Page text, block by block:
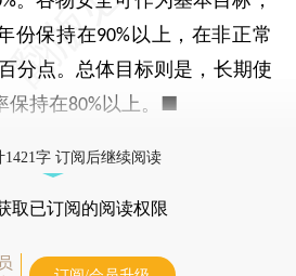
份保持在90% 以上，在非正常
分点。总体目标则是，长期使
保持在80%以上。■
1421字 订阅后继续阅读
取已订阅的阅读权限